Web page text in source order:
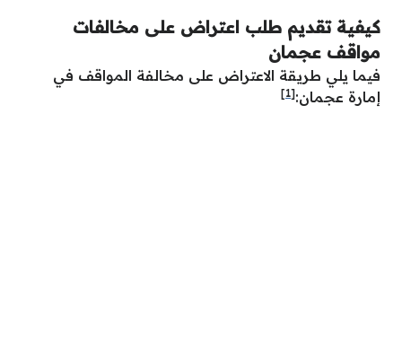
كيفية تقديم طلب اعتراض على مخالفات
مواقف عجمان
فيما يلي طريقة الاعتراض على مخالفة المواقف في
إمارة عجمان:[1]